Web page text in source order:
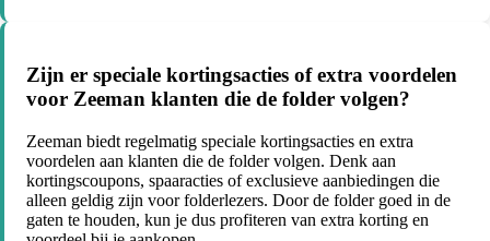
Zijn er speciale kortingsacties of extra voordelen
voor Zeeman klanten die de folder volgen?
Zeeman biedt regelmatig speciale kortingsacties en extra
voordelen aan klanten die de folder volgen. Denk aan
kortingscoupons, spaaracties of exclusieve aanbiedingen die
alleen geldig zijn voor folderlezers. Door de folder goed in de
gaten te houden, kun je dus profiteren van extra korting en